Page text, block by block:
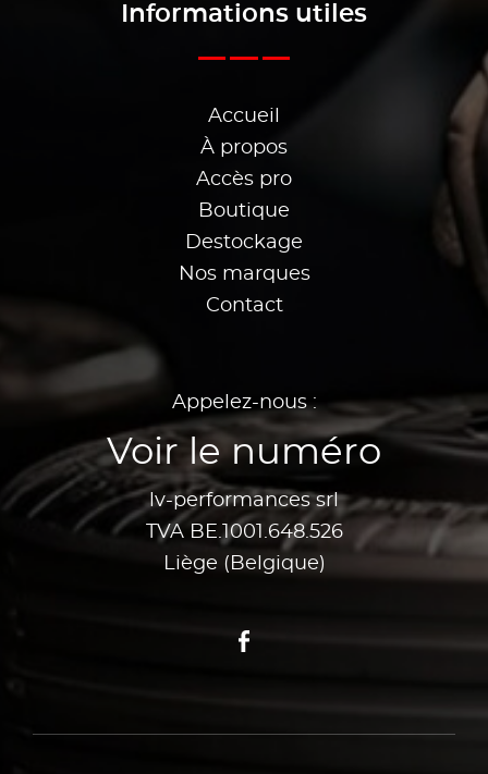
Informations utiles
Accueil
À propos
Accès pro
Boutique
Destockage
Nos marques
Contact
Appelez-nous :
Voir le numéro
lv-performances srl
TVA BE.1001.648.526
Liège (Belgique)